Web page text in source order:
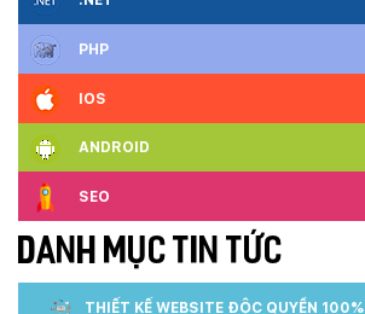
PHP
IOS
ANDROID
SEO
DANH MỤC TIN TỨC
THIẾT KẾ WEBSITE ĐỘC QUYỀN 100%